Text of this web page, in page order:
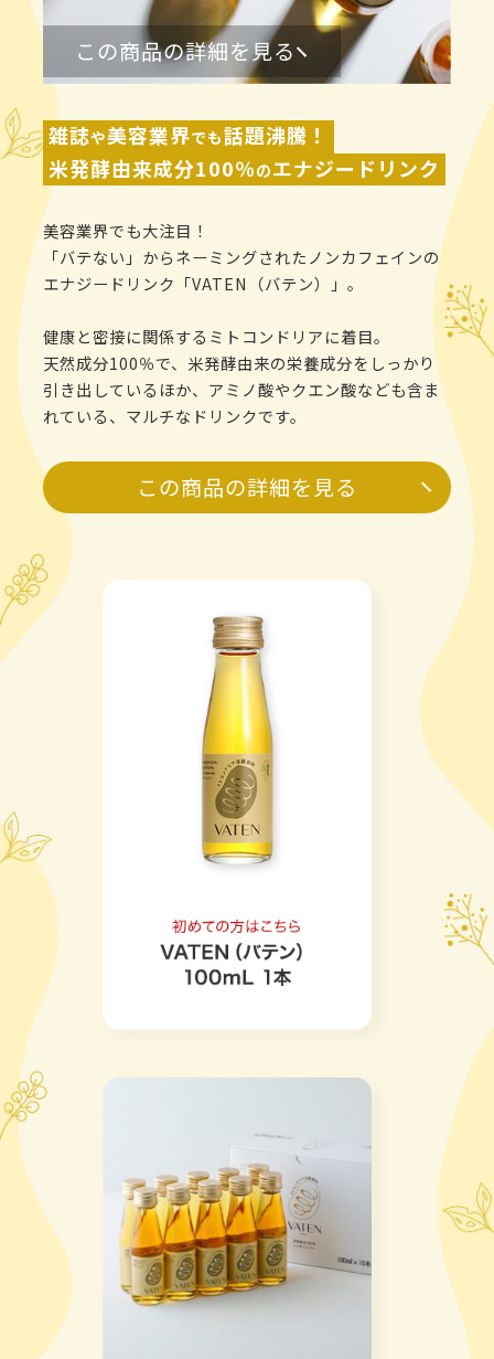
この商品の詳細を見る
雑誌や美容業界でも話題沸騰！
米発酵由来成分100％のエナジードリンク
美容業界でも大注目！
「バテない」からネーミングされたノンカフェインの
エナジードリンク「VATEN（バテン）」。
健康と密接に関係するミトコンドリアに着目。
天然成分100％で、米発酵由来の栄養成分をしっかり
引き出しているほか、アミノ酸やクエン酸なども含ま
れている、マルチなドリンクです。
この商品の詳細を見る